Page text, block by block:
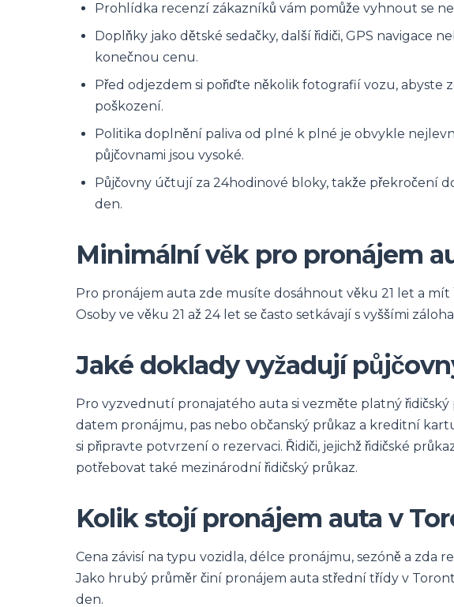
Prohlídka recenzí zákazníků vám pomůže vyhnout se
Doplňky jako dětské sedačky, další řidiči, GPS navigace
konečnou cenu.
Před odjezdem si pořiďte několik fotografií vozu,
poškození.
Politika doplnění paliva od plné k plné je obvykle
půjčovnami jsou vysoké.
Půjčovny účtují za 24hodinové bloky, takže překročení
den.
Minimální věk pro pronájem
Pro pronájem auta zde musíte dosáhnout věku 21 let a mít
Osoby ve věku 21 až 24 let se často setkávají s vyššími
Jaké doklady vyžadují
Pro vyzvednutí pronajatého auta si vezměte platný
datem pronájmu, pas nebo občanský průkaz a kreditní
si připravte potvrzení o rezervaci. Řidiči, jejichž řidičské
potřebovat také mezinárodní řidičský průkaz.
Kolik stojí pronájem auta v
Cena závisí na typu vozidla, délce pronájmu, sezóně a zda
Jako hrubý průměr činí pronájem auta střední třídy v
den.